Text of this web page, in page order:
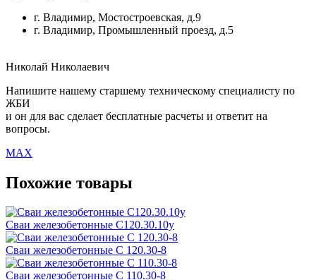
г. Владимир, Мостостроевская, д.9
г. Владимир, Промышленный проезд, д.5
Николай Николаевич
Напишите нашему старшему техническому специалисту по
ЖБИ
и он для вас сделает бесплатные расчеты и ответит на
вопросы.
MAX
Похожие товары
Сваи железобетонные С120.30.10у
Сваи железобетонные С 120.30-8
Сваи железобетонные С 110.30-8